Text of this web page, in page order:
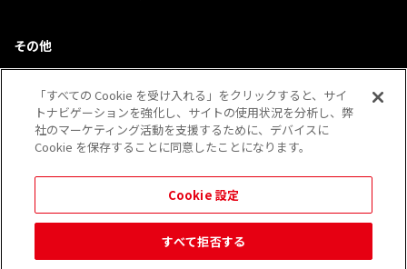
その他
サイトマップ
プライバシーポリシー
※QRコードは（株）デンソーウェーブの登録商標です。
その他、当Webサイトに記載されている企業・団体・製品・サービス等の表示は 各社の登録
商標であることがあります。
「すべての Cookie を受け入れる」をクリックすると、サイ
トナビゲーションを強化し、サイトの使用状況を分析し、弊
社のマーケティング活動を支援するために、デバイスに
Cookie を保存することに同意したことになります。
Cookie 設定
すべて拒否する